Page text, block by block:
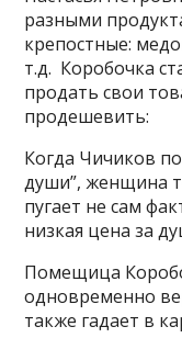
разными
крепостные:
т.д. Коробочка
продать свои
продешевить:
Когда Чичиков
души”, женщина
пугает не сам
низкая цена за
Помещица
одновременно
также гадает в